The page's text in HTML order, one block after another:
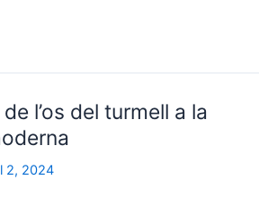
l’os del turmell a la
2, 2024